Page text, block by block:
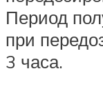
Период
при
3 часа.